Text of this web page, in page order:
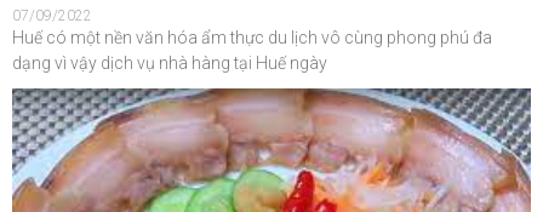
07/09/2022
Huế có một nền văn hóa ẩm thực du lịch vô cùng phong phú đa
dạng vì vậy dịch vụ nhà hàng tại Huế ngày